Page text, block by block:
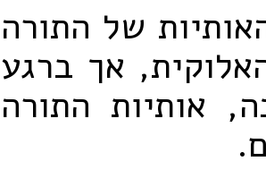
של התורה
אך ברגע
אותיות התורה